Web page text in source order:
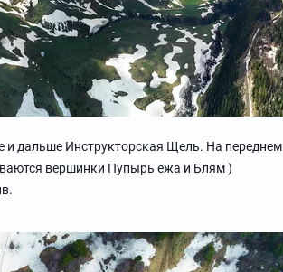
и дальше Инструкторская Щель. На переднем
вершинки Пупырь ежа и Блям )